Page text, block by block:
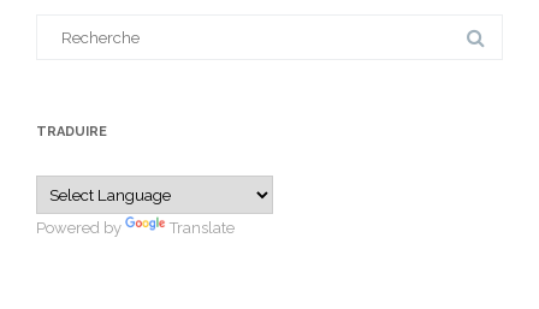
TRADUIRE
Powered by Translate